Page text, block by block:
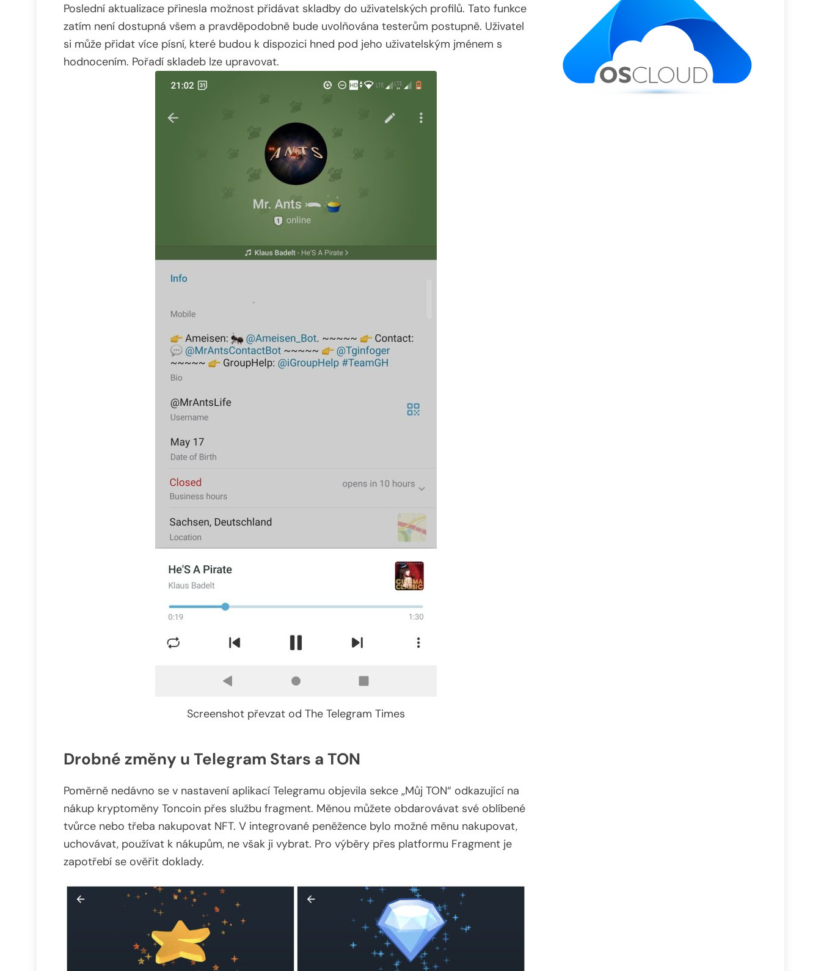
Poslední aktualizace přinesla možnost přidávat skladby do uživatelských profilů. Tato funkce
zatím není dostupná všem a pravděpodobně bude uvolňována testerům postupně. Uživatel
si může přidat více písní, které budou k dispozici hned pod jeho uživatelským jménem s
hodnocením. Pořadí skladeb lze upravovat.
Screenshot převzat od The Telegram Times
Drobné změny u Telegram Stars a TON
Poměrně nedávno se v nastavení aplikací Telegramu objevila sekce „Můj TON“ odkazující na
nákup kryptoměny Toncoin přes službu fragment. Měnou můžete obdarovávat své oblíbené
tvůrce nebo třeba nakupovat NFT. V integrované peněžence bylo možné měnu nakupovat,
uchovávat, používat k nákupům, ne však ji vybrat. Pro výběry přes platformu Fragment je
zapotřebí se ověřit doklady.